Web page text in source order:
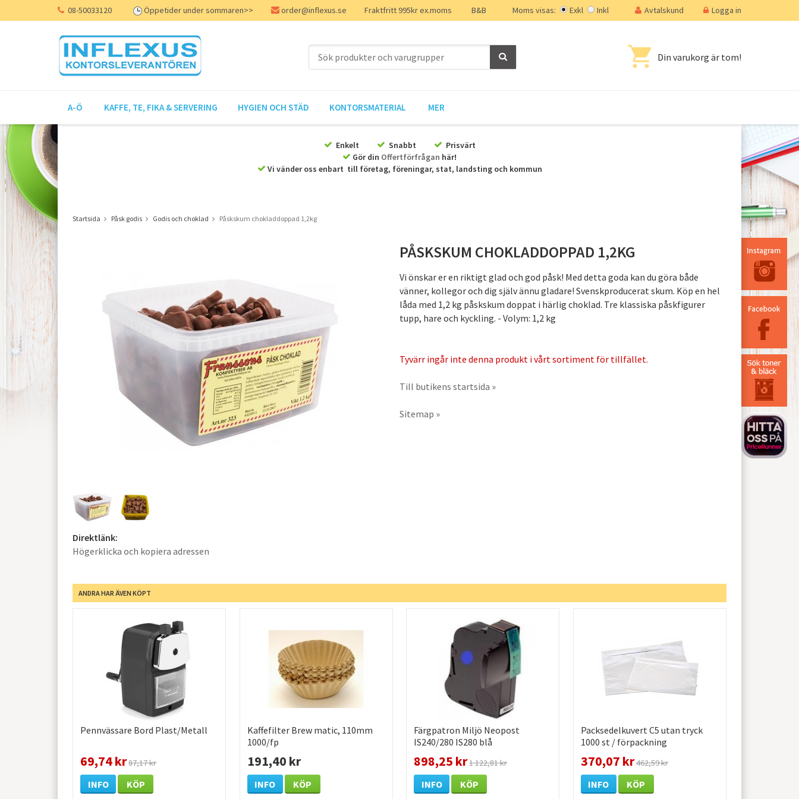
08-50033120 Öppetider under sommaren>> order@inflexus.se Fraktfritt 995kr ex.moms B&B Avtalskund Logga in
Moms visas: Exkl Inkl
Din varukorg är tom!
A-Ö KAFFE, TE, FIKA & SERVERING HYGIEN OCH STÄD KONTORSMATERIAL MER
Enkelt Snabbt
Prisvärt
Gör din Offertförfrågan här!
Vi vänder oss enbart till företag, föreningar, stat, landsting och kommun
Startsida Påsk godis Godis och choklad Påskskum chokladdoppad 1,2kg
PÅSKSKUM CHOKLADDOPPAD 1,2KG
Vi önskar er en riktigt glad och god påsk! Med detta goda kan du göra både
vänner, kollegor och dig själv ännu gladare! Svenskproducerat skum. Köp en hel
låda med 1,2 kg påskskum doppat i härlig choklad. Tre klassiska påskfigurer
tupp, hare och kyckling. - Volym: 1,2 kg
Tyvärr ingår inte denna produkt i vårt sortiment för tillfället.
Till butikens startsida »
Sitemap »
Direktlänk:
Högerklicka och kopiera adressen
ANDRA HAR ÄVEN KÖPT
Pennvässare Bord Plast/Metall
69,74 kr87,17 kr
INFO KÖP
Kaffefilter Brew matic, 110mm
1000/fp
191,40 kr
INFO KÖP
Färgpatron Miljö Neopost
IS240/280 IS280 blå
898,25 kr1 122,81 kr
INFO KÖP
Packsedelkuvert C5 utan tryck
1000 st / förpackning
370,07 kr462,59 kr
INFO KÖP